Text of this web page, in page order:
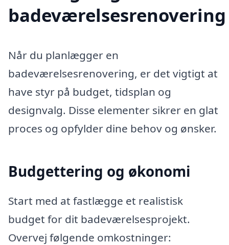
badeværelsesrenovering
Når du planlægger en
badeværelsesrenovering, er det vigtigt at
have styr på budget, tidsplan og
designvalg. Disse elementer sikrer en glat
proces og opfylder dine behov og ønsker.
Budgettering og økonomi
Start med at fastlægge et realistisk
budget for dit badeværelsesprojekt.
Overvej følgende omkostninger: